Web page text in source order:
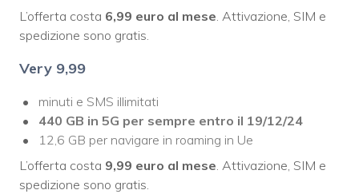
L’offerta costa 6,99 euro al mese. Attivazione, SIM e
spedizione sono gratis.
Very 9,99
minuti e SMS illimitati
440 GB in 5G per sempre entro il 19/12/24
12,6 GB per navigare in roaming in Ue
L’offerta costa 9,99 euro al mese. Attivazione, SIM e
spedizione sono gratis.